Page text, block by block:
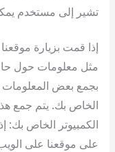
تشير إلى مستخدم
إذا قمت بزيارة
مثل معلومات حول
بجمع بعض المعلومات
الخاص بك. يتم جمع
الكمبيوتر الخاص بك:
على موقعنا على